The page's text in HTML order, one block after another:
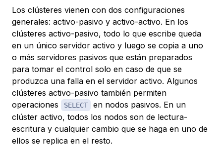
Los clústeres vienen con dos configuraciones
generales: activo-pasivo y activo-activo. En los
clústeres activo-pasivo, todo lo que escribe queda
en un único servidor activo y luego se copia a uno
o más servidores pasivos que están preparados
para tomar el control solo en caso de que se
produzca una falla en el servidor activo. Algunos
clústeres activo-pasivo también permiten
operaciones
SELECT
en nodos pasivos. En un
clúster activo, todos los nodos son de lectura-
escritura y cualquier cambio que se haga en uno de
ellos se replica en el resto.